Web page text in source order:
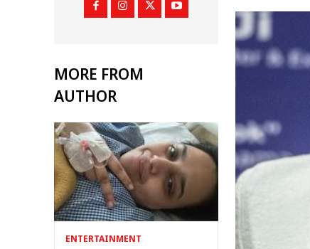
MORE FROM
AUTHOR
ENTERTAINMENT